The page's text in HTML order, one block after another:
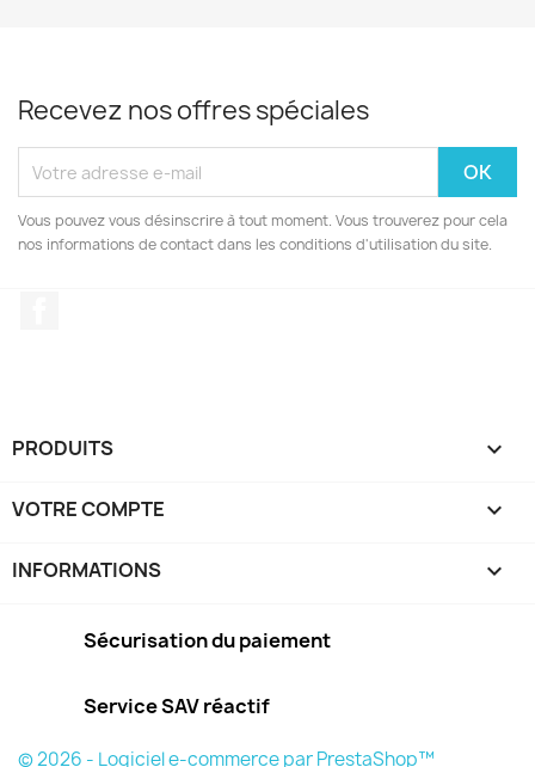
Recevez nos offres spéciales
Vous pouvez vous désinscrire à tout moment. Vous trouverez pour cela
nos informations de contact dans les conditions d'utilisation du site.
PRODUITS 
VOTRE COMPTE 
INFORMATIONS keyboard_arrow_down
Sécurisation du paiement
Service SAV réactif
© 2026 - Logiciel e-commerce par PrestaShop™